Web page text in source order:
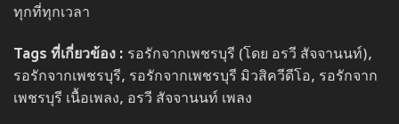
ทุกที่ทุกเวลา
Tags ที่เกี่ยวข้อง : รอรักจากเพชรบุรี (โดย อรวี สัจจานนท์),
รอรักจากเพชรบุรี, รอรักจากเพชรบุรี มิวสิควีดีโอ, รอรักจาก
เพชรบุรี เนื้อเพลง, อรวี สัจจานนท์ เพลง